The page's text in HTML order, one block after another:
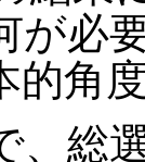
が必
的角
総